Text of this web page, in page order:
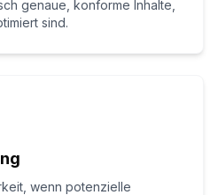
genaue, konforme Inhalte,
sind.
wenn potenzielle